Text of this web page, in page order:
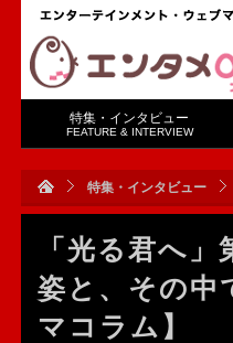
特集・インタビュー
FEATURE & INTERVIEW
特集・インタビュー
「光る君へ
姿と、その中
マコラム】